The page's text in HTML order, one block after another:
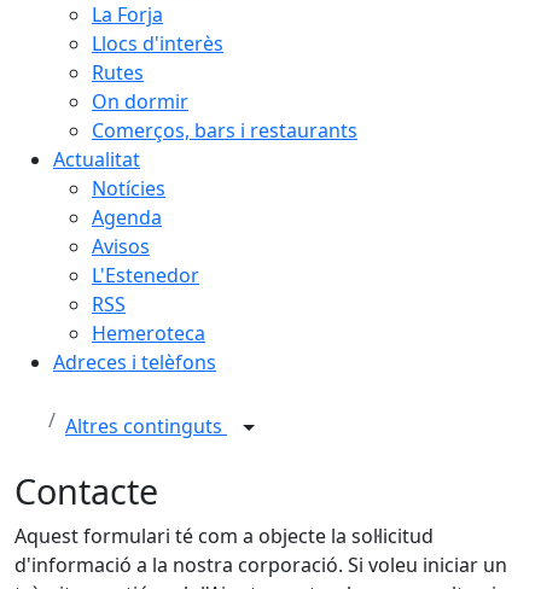
La Forja
Llocs d'interès
Rutes
On dormir
Comerços, bars i restaurants
Actualitat
Notícies
Agenda
Avisos
L'Estenedor
RSS
Hemeroteca
Adreces i telèfons
Altres continguts
Contacte
Aquest formulari té com a objecte la sol·licitud
d'informació a la nostra corporació. Si voleu iniciar un